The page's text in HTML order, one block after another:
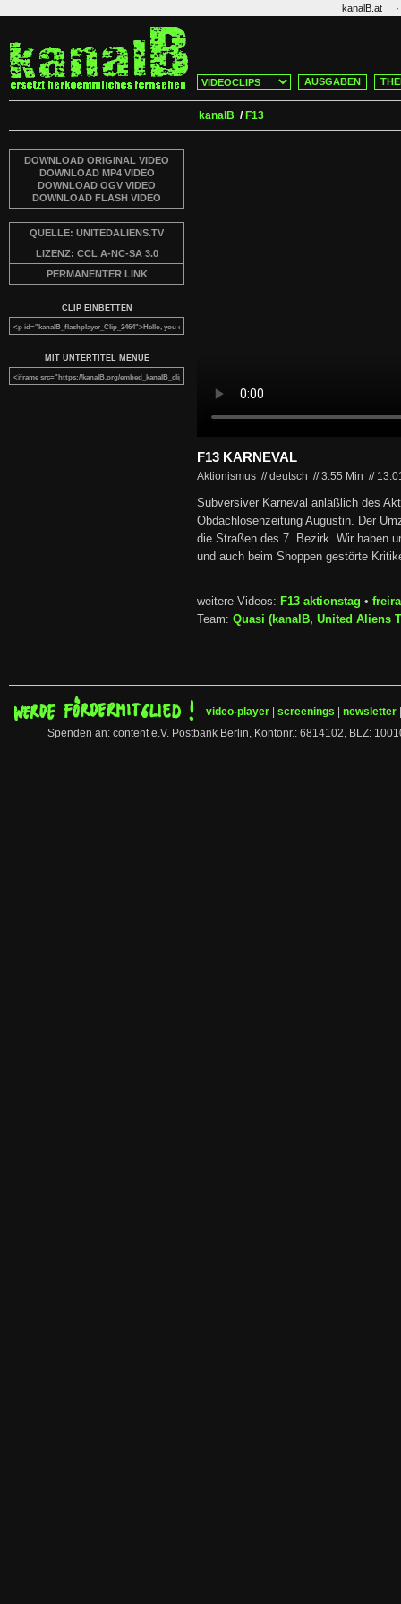
kanalB.at ·
AUSGABEN
kanalB / F13
DOWNLOAD ORIGINAL VIDEO
DOWNLOAD MP4 VIDEO
DOWNLOAD OGV VIDEO
DOWNLOAD FLASH VIDEO
QUELLE: UNITEDALIENS.TV
LIZENZ: CCL A-NC-SA 3.0
PERMANENTER LINK
CLIP EINBETTEN
MIT UNTERTITEL MENUE
F13 KARNEVAL
Aktionismus // deutsch //3:55 Min //
Subversiver Karneval anläßlich des
Obdachlosenzeitung Augustin. Der
die Straßen des 7. Bezirk. Wir haben
und auch beim Shoppen gestörte
weitere Videos: F13 aktionstag •
Team: Quasi (kanalB, United Aliens
video-player screenings newsletter
Spenden an: content e.V. Postbank Berlin, Kontonr.: 6814102, BLZ: